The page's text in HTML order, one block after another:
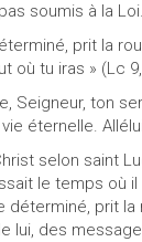
soumis à la Loi.
prit la
où tu iras » (Lc
Seigneur, ton
éternelle.
selon saint
le temps où
déterminé, prit
lui, des